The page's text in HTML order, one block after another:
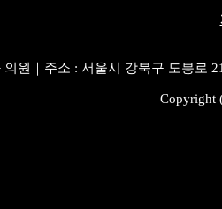
원｜주소 : 서울시 강북구 도봉로
Copyright